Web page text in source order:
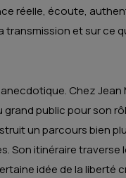
réelle, écoute,
transmission et sur ce
Chez
public pour son
un parcours bien
Son itinéraire traverse
idée de la